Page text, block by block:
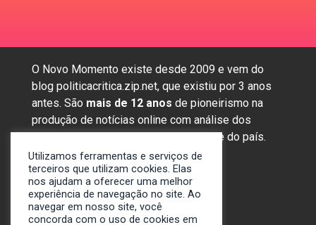
O Novo Momento existe desde 2009 e vem do
blog politicacritica.zip.net, que existiu por 3 anos
antes. São mais de 12 anos de pioneirismo na
produção de notícias online com análise dos
assuntos mais importantes da região e do país.
Sobre nós
Anunciar
Contato
Utilizamos ferramentas e serviços de
terceiros que utilizam cookies. Elas
nos ajudam a oferecer uma melhor
experiência de navegação no site. Ao
navegar em nosso site, você
concorda com o uso de cookies em